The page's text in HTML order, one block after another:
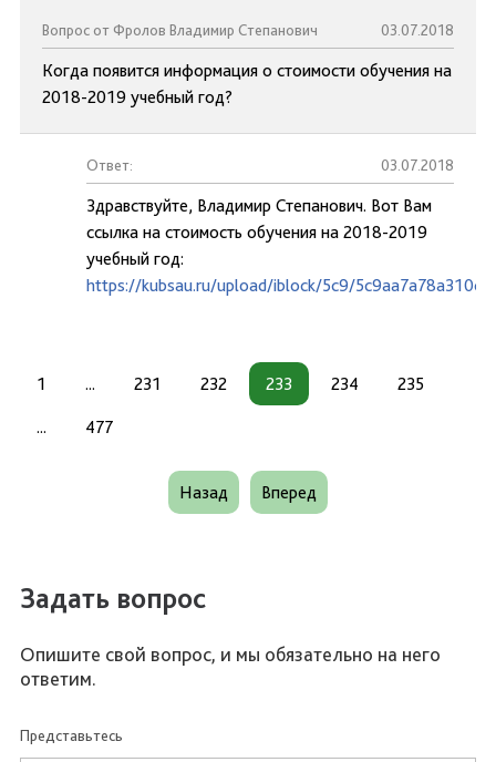
Вопрос от Фролов Владимир Степанович 03.07.2018
Когда появится информация о стоимости обучения на
2018-2019 учебный год?
Ответ: 03.07.2018
Здравствуйте, Владимир Степанович. Вот Вам
ссылка на стоимость обучения на 2018-2019
учебный год:
https://kubsau.ru/upload/iblock/5c9/
1 ... 231 232 233 234 235
... 477
Назад Вперед
Задать вопрос
Опишите свой вопрос, и мы обязательно на него
ответим.
Представьтесь